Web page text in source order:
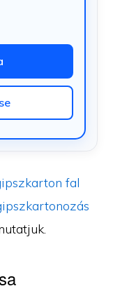
fal